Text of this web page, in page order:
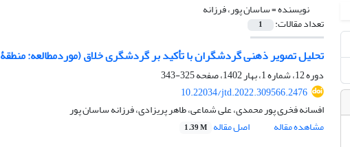
نویسنده =ساسان پور، فرزانه
تعداد مقالات: 1
تحلیل تصویر ذهنی گردشگران با تأکید بر گردشگری خلاق (موردمطالعه: منطقۀ 12 تهران)
دوره 12، شماره 1، بهار 1402، صفحه
325-343
10.22034/jtd.2022.309566.2476
افسانه فخری پور محمدی، علی شماعی، طاهر پریزادی، فرزانه ساسان پور
مشاهده مقاله
اصل مقاله 1.39 M